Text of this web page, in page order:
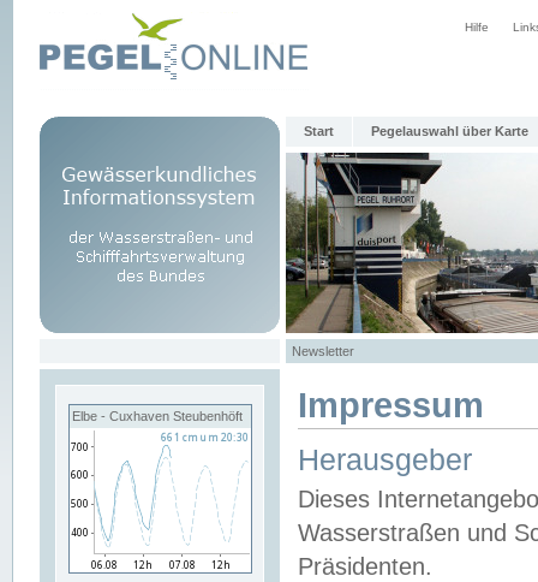
Hilfe
Start Pegelauswahl über Karte
Newsletter
Elbe - Cuxhaven Steubenhöft Impressum
Herausgeber
Dieses
Wasserstraßen und
Präsidenten.